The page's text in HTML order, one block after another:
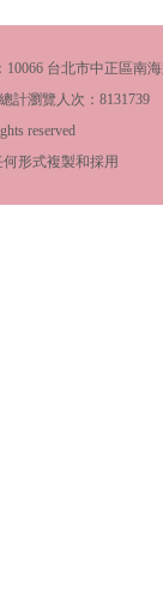
台北市中正區南
計瀏覽人次： 8131739
reserved
形式複製和採用